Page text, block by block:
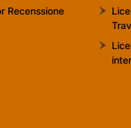
Recenssione